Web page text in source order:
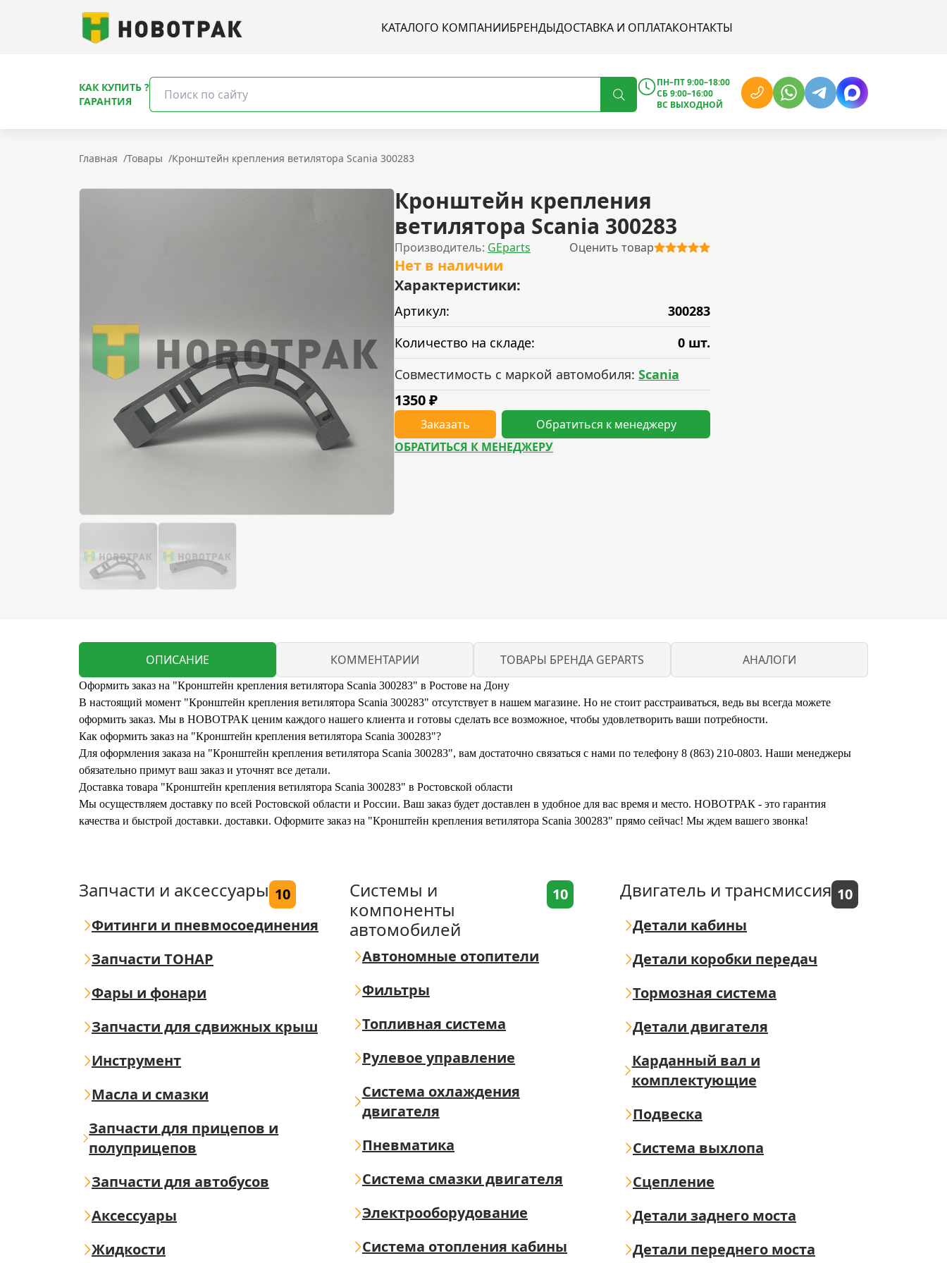
КАТАЛОГО КОМПАНИИБРЕНДЫДОСТАВКА И ОПЛАТАКОНТАКТЫ
КАК КУПИТЬ ?
ГАРАНТИЯ
ПН–ПТ 9:00–18:00
СБ 9:00–16:00
ВС ВЫХОДНОЙ
Главная /Товары /Кронштейн крепления ветилятора Scania 300283
Кронштейн крепления
ветилятора Scania 300283
Производитель: GEparts Оценить товар
Нет в наличии
Характеристики:
Артикул:
300283
Количество на складе:
0 шт.
Совместимость с маркой автомобиля: Scania
1350₽
Заказать
Обратиться к менеджеру
ОБРАТИТЬСЯ К МЕНЕДЖЕРУ
ОПИСАНИЕ КОММЕНТАРИИ ТОВАРЫ БРЕНДА GEPARTS АНАЛОГИ
Оформить заказ на "Кронштейн крепления ветилятора Scania 300283" в Ростове на Дону
В настоящий момент "Кронштейн крепления ветилятора Scania 300283" отсутствует в нашем магазине. Но не стоит расстраиваться, ведь вы всегда можете
оформить заказ. Мы в НОВОТРАК ценим каждого нашего клиента и готовы сделать все возможное, чтобы удовлетворить ваши потребности.
Как оформить заказ на "Кронштейн крепления ветилятора Scania 300283"?
Для оформления заказа на "Кронштейн крепления ветилятора Scania 300283", вам достаточно связаться с нами по телефону 8 (863) 210-0803. Наши менеджеры
обязательно примут ваш заказ и уточнят все детали.
Доставка товара "Кронштейн крепления ветилятора Scania 300283" в Ростовской области
Мы осуществляем доставку по всей Ростовской области и России. Ваш заказ будет доставлен в удобное для вас время и место. НОВОТРАК - это гарантия
качества и быстрой доставки. доставки. Оформите заказ на "Кронштейн крепления ветилятора Scania 300283" прямо сейчас! Мы ждем вашего звонка!
Запчасти и аксессуары 10
Фитинги и пневмосоединения
Запчасти ТОНАР
Фары и фонари
Запчасти для сдвижных крыш
Инструмент
Масла и смазки
Запчасти для прицепов и
полуприцепов
Запчасти для автобусов
Аксессуары
Жидкости
Системы и
компоненты
автомобилей
10
Автономные отопители
Фильтры
Топливная система
Рулевое управление
Система охлаждения
двигателя
Пневматика
Система смазки двигателя
Электрооборудование
Система отопления кабины
Двигатель и трансмиссия 10
Детали кабины
Детали коробки передач
Тормозная система
Детали двигателя
Карданный вал и
комплектующие
Подвеска
Система выхлопа
Сцепление
Детали заднего моста
Детали переднего моста